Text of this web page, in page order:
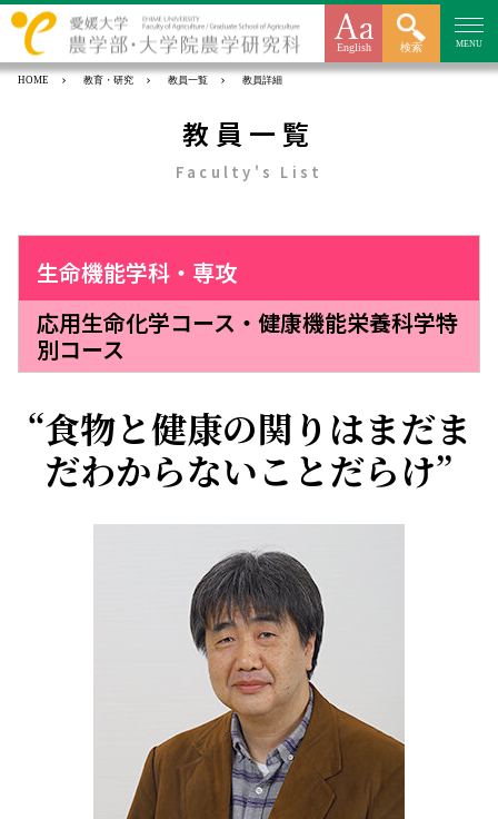
English 検索 MENU
HOME 教育・研究 教員一覧 教員詳細
教員一覧
Faculty's List
生命機能学科・専攻
応用生命化学コース・健康機能栄養科学特
別コース
食物と健康の関りはまだま
だわからないことだらけ